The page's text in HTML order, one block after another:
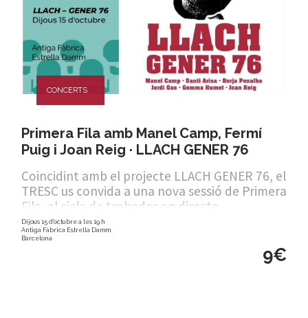
CONCERTS
Primera Fila amb Manel Camp, Fermí
Puig i Joan Reig · LLACH GENER 76
Coincidint amb el projecte LLACH GENER 76, el
TRESC us convida a una nova sessió de Primera
Fila, el cicle de trobades en directe
Dijous 15 d'octubre a les 19 h
Antiga Fàbrica Estrella Damm
Barcelona
9€